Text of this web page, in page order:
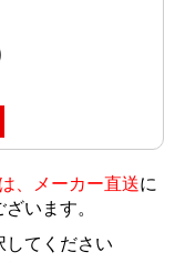
、メーカー直送に
ざいます。
してください